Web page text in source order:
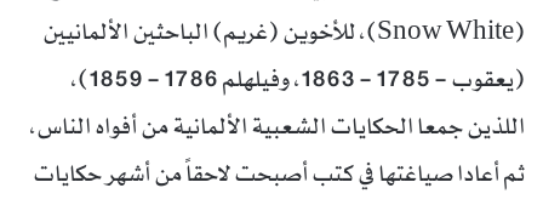
(Snow White)، للأخوين (غريم) الباحثين الألمانيين
(يعقوب – 1785 – 1863، وفيلهلم 1786 – 1859)،
اللذين جمعا الحكايات الشعبية الألمانية من أفواه الناس،
ثم أعادا صياغتها في كتب أصبحت لاحقاً من أشهر حكايات